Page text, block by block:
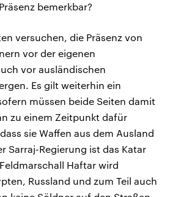
bemerkbar?
versuchen, die Präsenz von
vor der eigenen
vor ausländischen
Es gilt weiterhin ein
müssen beide Seiten damit
zu einem Zeitpunkt dafür
sie Waffen aus dem Ausland
Sarraj-Regierung ist das Katar
Haftar wird
Russland und zum Teil auch